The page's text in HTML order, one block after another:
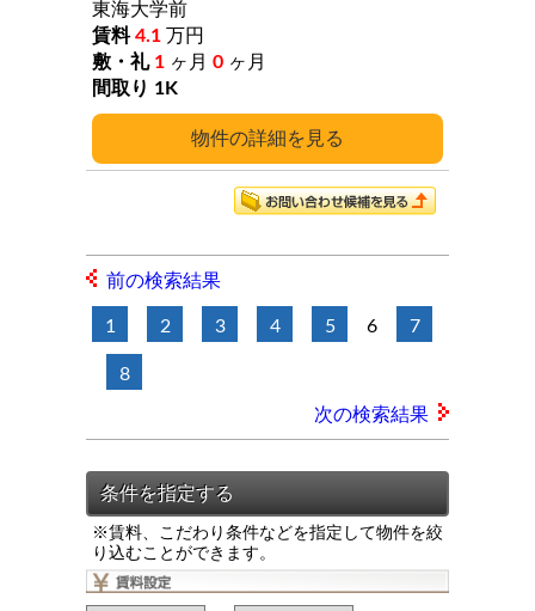
詳細
東海大学前
4.1 万円
1 ヶ月 0 ヶ月
1K
前の検索結果
1 2 3 4 5 6 7
8
次の検索結果
※賃料、こだわり条件などを指定して物件を絞
り込むことができます。